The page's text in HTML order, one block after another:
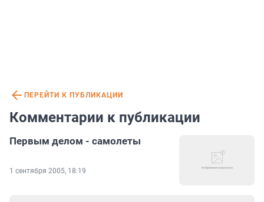
ПЕРЕЙТИ К ПУБЛИКАЦИИ
Комментарии к публикации
Первым делом - самолеты
1 сентября 2005, 18:19